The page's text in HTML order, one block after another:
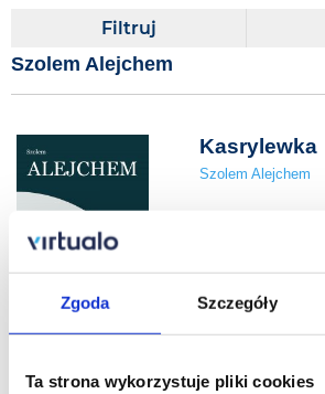
Zgoda Szczegóły
Ta strona wykorzystuje pliki cookies
Filtruj
Szolem Alejchem
Kasrylewka
Szolem Alejchem
Do koszyka
Z jarmarku